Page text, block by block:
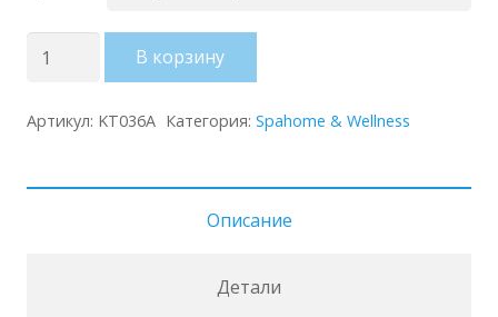
Количество
В корзину
Артикул: KT036A Категория: Spahome & Wellness
Описание
Детали